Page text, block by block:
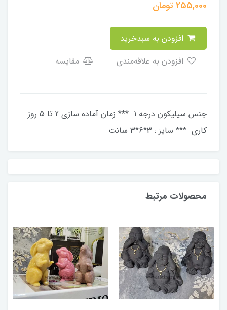
255,000تومان
مقایسه
جنس سیلیکون درجه 1 *** زمان آماده سازی 2 تا 5 روز
کاری *** سایز : 3*6*3 سانت
محصولات مرتبط